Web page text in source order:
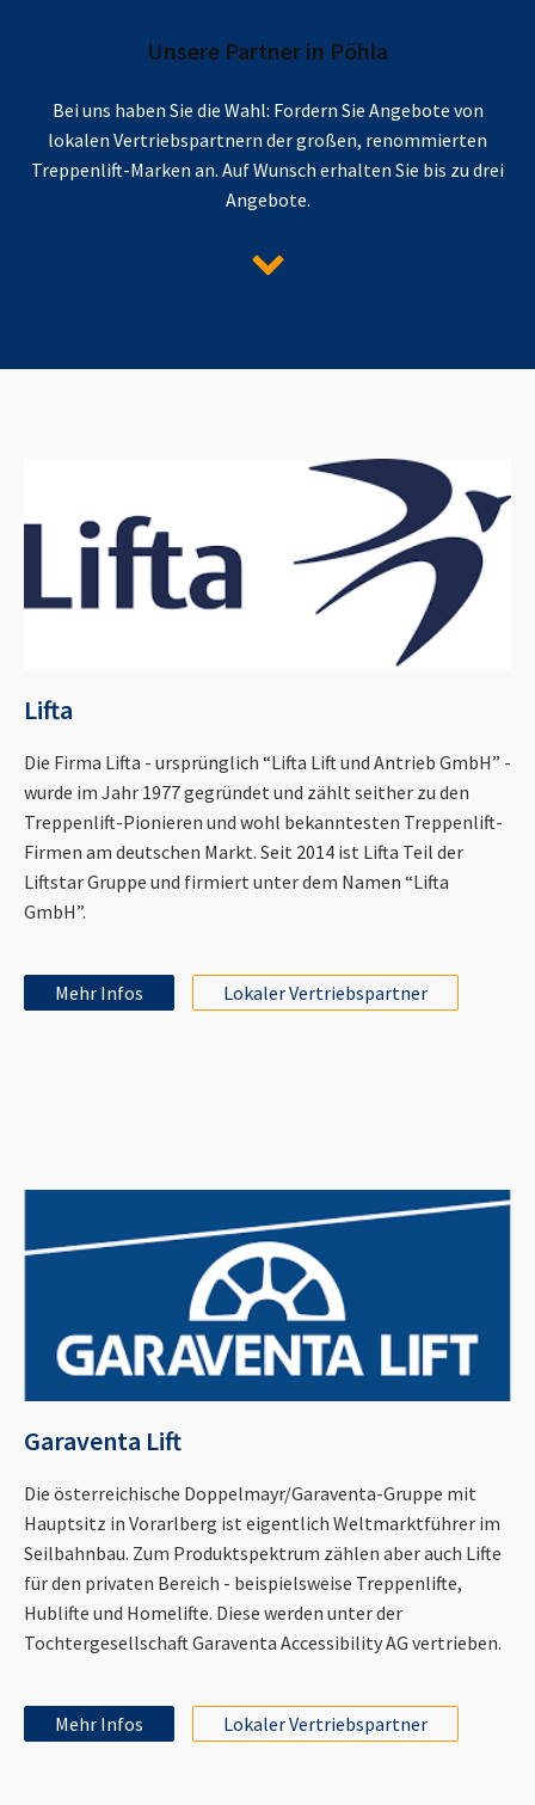
Unsere Partner in Pöhla
Bei uns haben Sie die Wahl: Fordern Sie Angebote von
lokalen Vertriebspartnern der großen, renommierten
Treppenlift-Marken an. Auf Wunsch erhalten Sie bis zu drei
Angebote.
Lifta
Die Firma Lifta - ursprünglich “Lifta Lift und Antrieb GmbH” -
wurde im Jahr 1977 gegründet und zählt seither zu den
Treppenlift-Pionieren und wohl bekanntesten Treppenlift-
Firmen am deutschen Markt. Seit 2014 ist Lifta Teil der
Liftstar Gruppe und firmiert unter dem Namen “Lifta
GmbH”.
Mehr Infos Lokaler Vertriebspartner
Garaventa Lift
Die österreichische Doppelmayr/Garaventa-Gruppe mit
Hauptsitz in Vorarlberg ist eigentlich Weltmarktführer im
Seilbahnbau. Zum Produktspektrum zählen aber auch Lifte
für den privaten Bereich - beispielsweise Treppenlifte,
Hublifte und Homelifte. Diese werden unter der
Tochtergesellschaft Garaventa Accessibility AG vertrieben.
Mehr Infos Lokaler Vertriebspartner